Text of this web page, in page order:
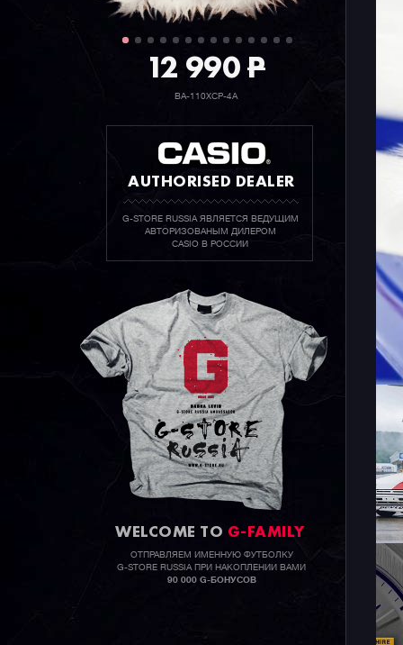
12 990P
BA-110XCP-4A
AUTHORISED DEALER
G-STORE RUSSIA ЯВЛЯЕТСЯ ВЕДУЩИМ
АВТОРИЗОВАНЫМ ДИЛЕРОМ
CASIO В РОССИИ
WELCOME TO G-FAMILY
ОТПРАВЛЯЕМ ИМЕННУЮ ФУТБОЛКУ
G-STORE RUSSIA ПРИ НАКОПЛЕНИИ ВАМИ
90 000 G-БОНУСОВ